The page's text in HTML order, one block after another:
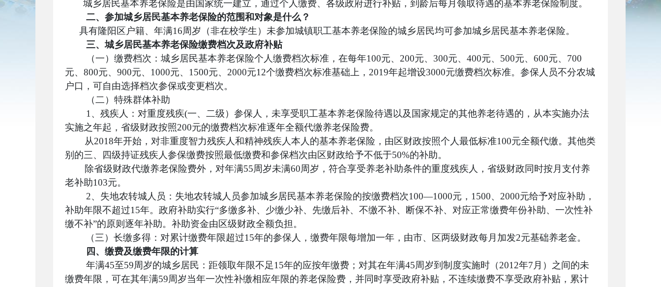
城乡居民基本养老保险是由国家统一建立，通过个人缴费、各级政府进行补贴，到龄后每月领取待遇的基本养老保险制度。
二、参加城乡居民基本养老保险的范围和对象是什么？
具有隆阳区户籍、 年满16周岁 （非在校学生 ） 未参加城镇职工基本养老保险的城乡居民均可参加城乡居民基本养老保险。
三、城乡居民基本养老保险缴费档次及政府补贴
（一）缴费档次：城乡居民基本养老保险个人缴费档次标准，在每年100元、200元、300元、400元、500元、600元、700
元、800元、900元、1000元、1500元、2000元12个缴费档次标准基础上，2019年起增设3000元缴费档次标准。参保人员不分农城
户口，可自由选择档次参保或变更档次。
（二）特殊群体补助
1、 残疾人：对重度残疾(一、二级）参保人，未享受职工基本养老保险待遇以及国家规定的其他养老待遇的，从本实施办法
实施之年起，省级财政按照200元的缴费档次标准逐年全额代缴养老保险费。
从2018年开始，对非重度智力残疾人和精神残疾人本人的基本养老保险，由区财政按照个人最低标准100元全额代缴。其他类
别的三、四级持证残疾人参保缴费按照最低缴费和参保档次由区财政给予不低于50%的补助。
除省级财政代缴养老保险费外，对年满55周岁未满60周岁，符合享受养老补助条件的重度残疾人，省级财政同时按月支付养
老补助103元。
2、 失地农转城人员：失地农转城人员参加城乡居民基本养老保险的按缴费档次100—1000元，1500、2000元给予对应补助，
补助年限不超过15年。政府补助实行“多缴多补、少缴少补、先缴后补、不缴不补、断保不补、对应正常缴费年份补助、一次性补
缴不补”的原则逐年补助。补助资金由区级财政全额负担。
（三）长缴多得：对累计缴费年限超过15年的参保人，缴费年限每增加一年，由市、区两级财政每月加发2元基础养老金。
四、缴费及缴费年限的计算
年满45至59周岁的城乡居民：距领取年限不足15年的应按年缴费；对其在年满45周岁到制度实施时（2012年7月）之间的未
缴费年限，可在其年满59周岁当年一次性补缴相应年限的养老保险费，并同时享受政府补贴，不连续缴费不享受政府补贴，累计